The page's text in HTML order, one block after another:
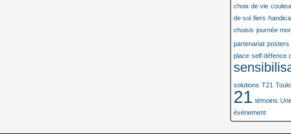
choix de vie
de soi fiers
choisis journée
partenariat posters
place self défence
solutions T21
21 témoins
événement